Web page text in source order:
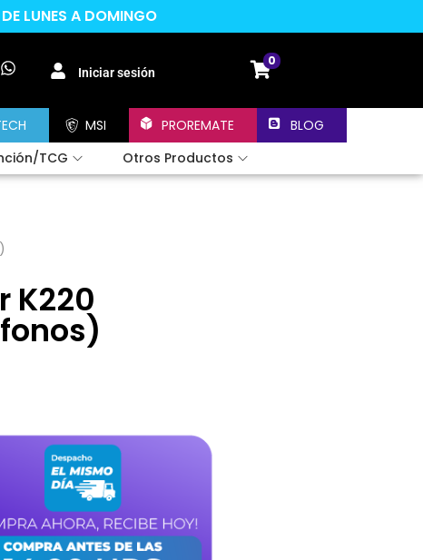
LUNES A DOMINGO
Iniciar sesión
0
MSI PROREMATE
BLOG
TCG Otros Productos
K220